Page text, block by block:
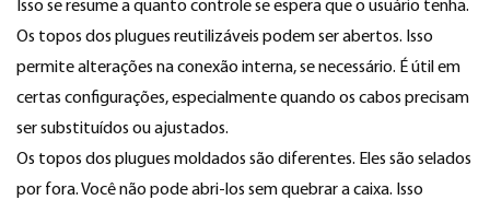
Isso se resume a quanto controle se espera que o usuário tenha.
Os topos dos plugues reutilizáveis ​​podem ser abertos. Isso
permite alterações na conexão interna, se necessário. É útil em
certas configurações, especialmente quando os cabos precisam
ser substituídos ou ajustados.
Os topos dos plugues moldados são diferentes. Eles são selados
por fora. Você não pode abri-los sem quebrar a caixa. Isso